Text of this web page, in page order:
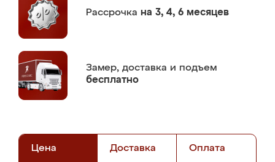
Рассрочка на 3, 4, 6 месяцев
Замер, доставка и подъем
бесплатно
Цена Доставка Оплата